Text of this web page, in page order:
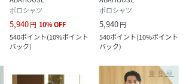
ポロシャツ
5,940円 10%OFF
540ポイント(10%ポイント
バック)
ポロシャツ
5,940円
540ポイント(10%ポイント
バック)